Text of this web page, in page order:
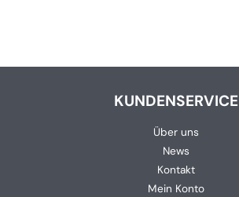
KUNDENSERVICE
Über uns
News
Kontakt
Mein Konto